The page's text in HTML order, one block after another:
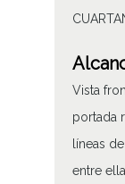
Vista
portada
líneas
entre